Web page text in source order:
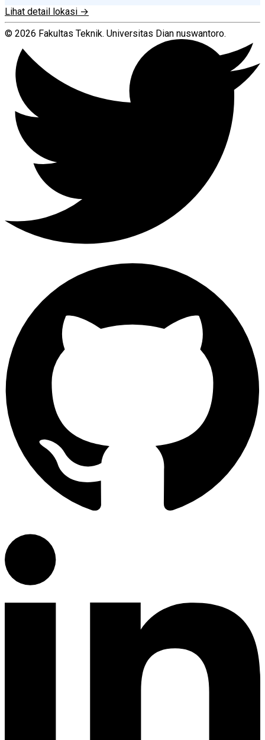
Lihat detail lokasi →
© 2026 Fakultas Teknik. Universitas Dian nuswantoro.